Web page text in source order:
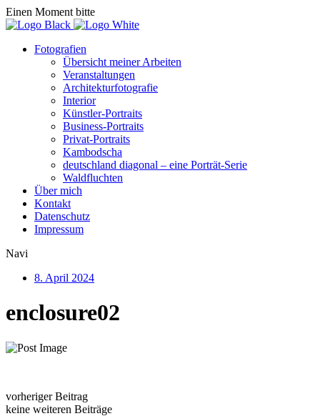
Einen Moment bitte
Fotografien
Übersicht meiner Arbeiten
Veranstaltungen
Architekturfotografie
Interior
Künstler-Portraits
Business-Portraits
Privat-Portraits
Kambodscha
deutschland diagonal – eine Porträt-Serie
Waldfluchten
Über mich
Kontakt
Datenschutz
Impressum
Navi
8. April 2024
enclosure02
vorheriger Beitrag
keine weiteren Beiträge